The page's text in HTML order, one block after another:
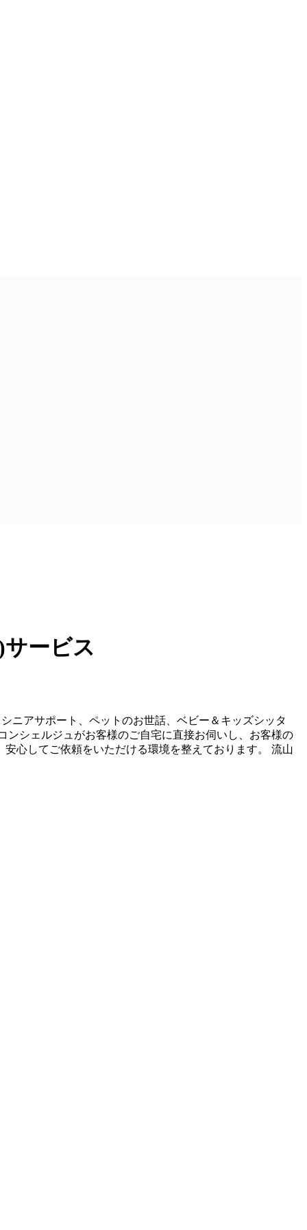
ービス
ニアサポート、ペットのお世話、ベビー＆キッズシッタ
シェルジュがお客様のご自宅に直接お伺いし、お客様の
心してご依頼をいただける環境を整えております。 流山